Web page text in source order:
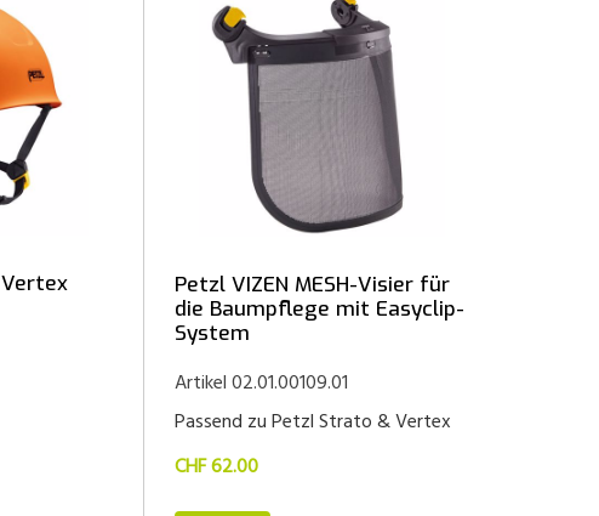
Petzl VIZEN MESH-Visier für
die Baumpflege mit Easyclip-
System
Artikel 02.01.00109.01
Passend zu Petzl Strato & Vertex
CHF 62.00